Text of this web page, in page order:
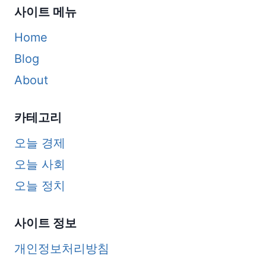
사이트 메뉴
Home
Blog
About
카테고리
오늘 경제
오늘 사회
오늘 정치
사이트 정보
개인정보처리방침